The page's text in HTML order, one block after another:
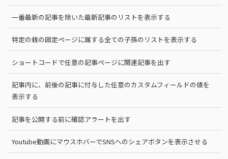
一番最新の記事を除いた最新記事のリストを表示する
特定の親の固定ページに属する全ての子孫のリストを表示する
ショートコードで任意の記事ページに関連記事を出す
記事内に、前後の記事に付与した任意のカスタムフィールドの値を
表示する
記事を公開する前に確認アラートを出す
Youtube動画にマウスホバーでSNSへのシェアボタンを表示させる